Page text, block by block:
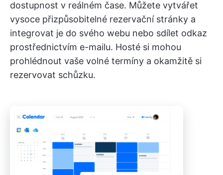
dostupnost v reálném čase. Můžete vytvářet
vysoce přizpůsobitelné rezervační stránky a
integrovat je do svého webu nebo sdílet odkaz
prostřednictvím e-mailu. Hosté si mohou
prohlédnout vaše volné termíny a okamžitě si
rezervovat schůzku.